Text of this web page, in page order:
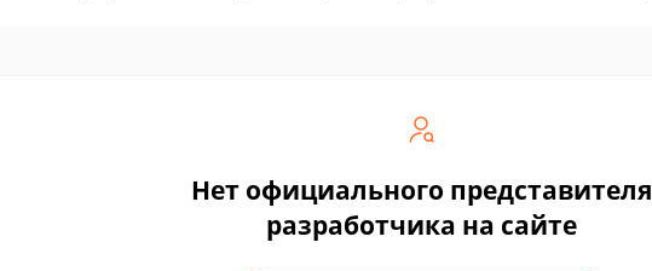
Нет официального представителя
разработчика на сайте